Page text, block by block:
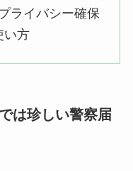
ライバシー確保
い方
は珍しい警察届